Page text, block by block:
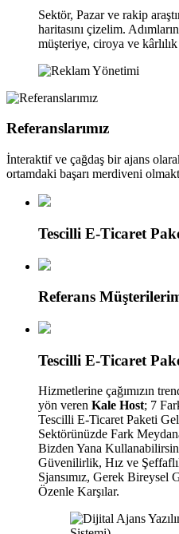
Sektör, Pazar ve rakip
haritasını çizelim.
müşteriye, ciroya ve kârlılık
Referanslarımız
İnteraktif ve çağdaş bir ajans
ortamdaki başarı merdiveni
Tescilli E-Ticaret
Referans
Tescilli E-Ticaret
Hizmetlerine çağımızın
yön veren Kale Host; 7
Tescilli E-Ticaret Paketi
Sektörünüzde Fark
Bizden Yana
Güvenilirlik, Hız ve
Sjansımız, Gerek Bireysel
Özenle Karşılar.